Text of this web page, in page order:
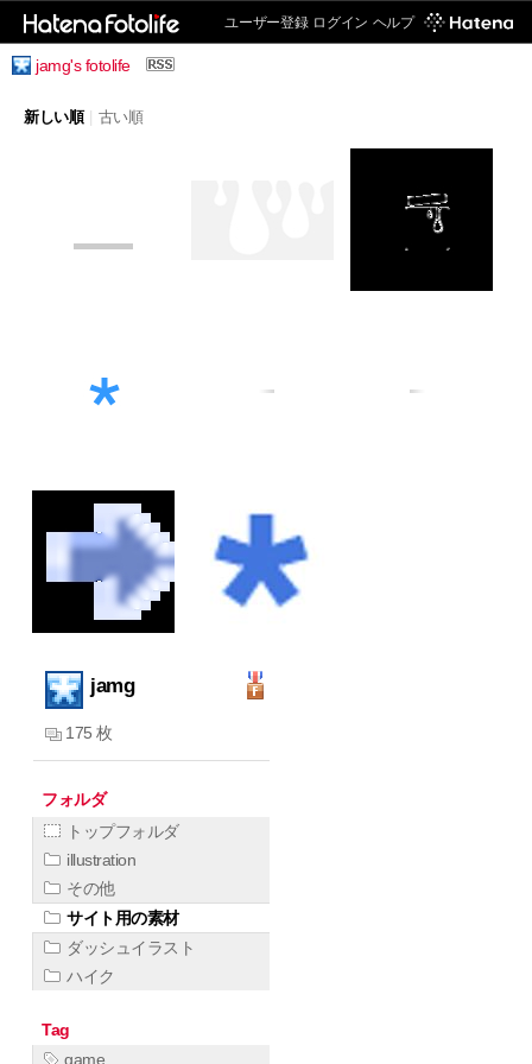
ユーザー登録 ログイン ヘルプ
jamg's fotolife
新しい順 古い順
jamg
175 枚
フォルダ
トップフォルダ
illustration
その他
サイト用の素材
ダッシュイラスト
ハイク
Tag
game